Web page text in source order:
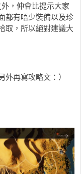
，仲會比提示大家
都有唔少裝備以及珍
取，所以絕對建議大
再寫攻略文：）